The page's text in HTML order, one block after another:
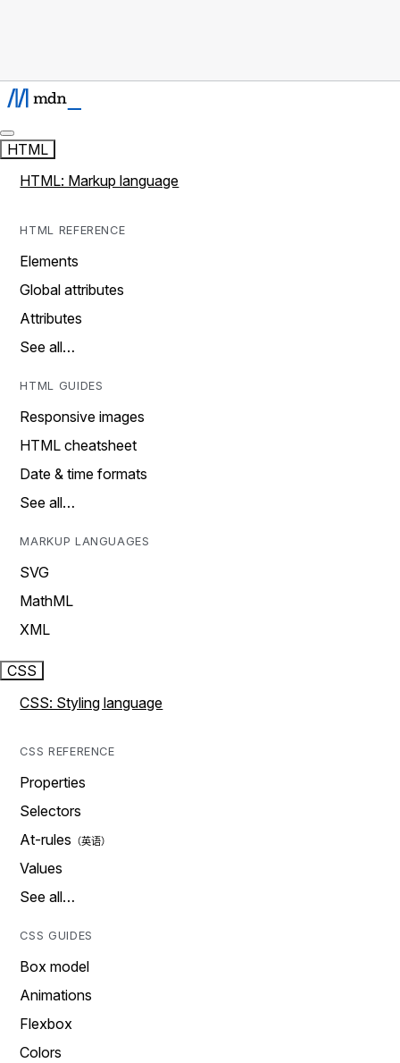
HTML
HTML: Markup language
HTML REFERENCE
Elements
Global attributes
Attributes
See all…
HTML GUIDES
Responsive images
HTML cheatsheet
Date & time formats
See all…
MARKUP LANGUAGES
SVG
MathML
XML
CSS
CSS: Styling language
CSS REFERENCE
Properties
Selectors
At-rules
Values
See all…
CSS GUIDES
Box model
Animations
Flexbox
Colors